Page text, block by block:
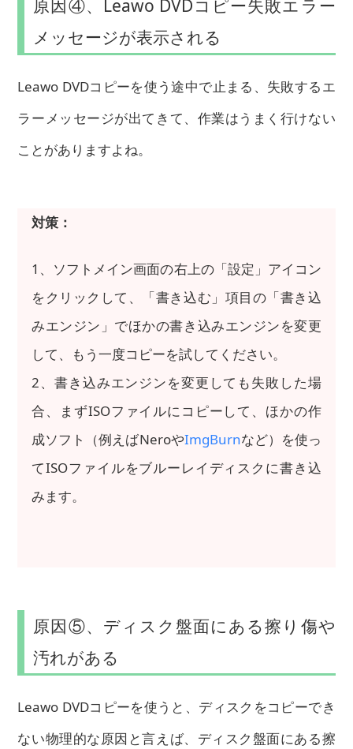
原因④、Leawo DVDコピー失敗エラー
メッセージが表示される
Leawo DVDコピーを使う途中で止まる、失敗するエ
ラーメッセージが出てきて、作業はうまく行けない
ことがありますよね。
対策：
1、ソフトメイン画面の右上の「設定」アイコン
をクリックして、「書き込む」項目の「書き込
みエンジン」でほかの書き込みエンジンを変更
して、もう一度コピーを試してください。
2、書き込みエンジンを変更しても失敗した場
合、まずISOファイルにコピーして、ほかの作
成ソフト（例えばNeroやImgBurnなど）を使っ
てISOファイルをブルーレイディスクに書き込
みます。
原因⑤、ディスク盤面にある擦り傷や
汚れがある
Leawo DVDコピーを使うと、ディスクをコピーでき
ない物理的な原因と言えば、ディスク盤面にある擦